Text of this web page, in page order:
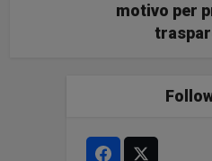
motivo per